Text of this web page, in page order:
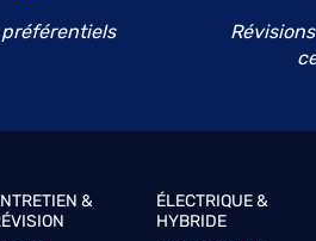
préférentiels
&
ÉLECTRIQUE &
HYBRIDE